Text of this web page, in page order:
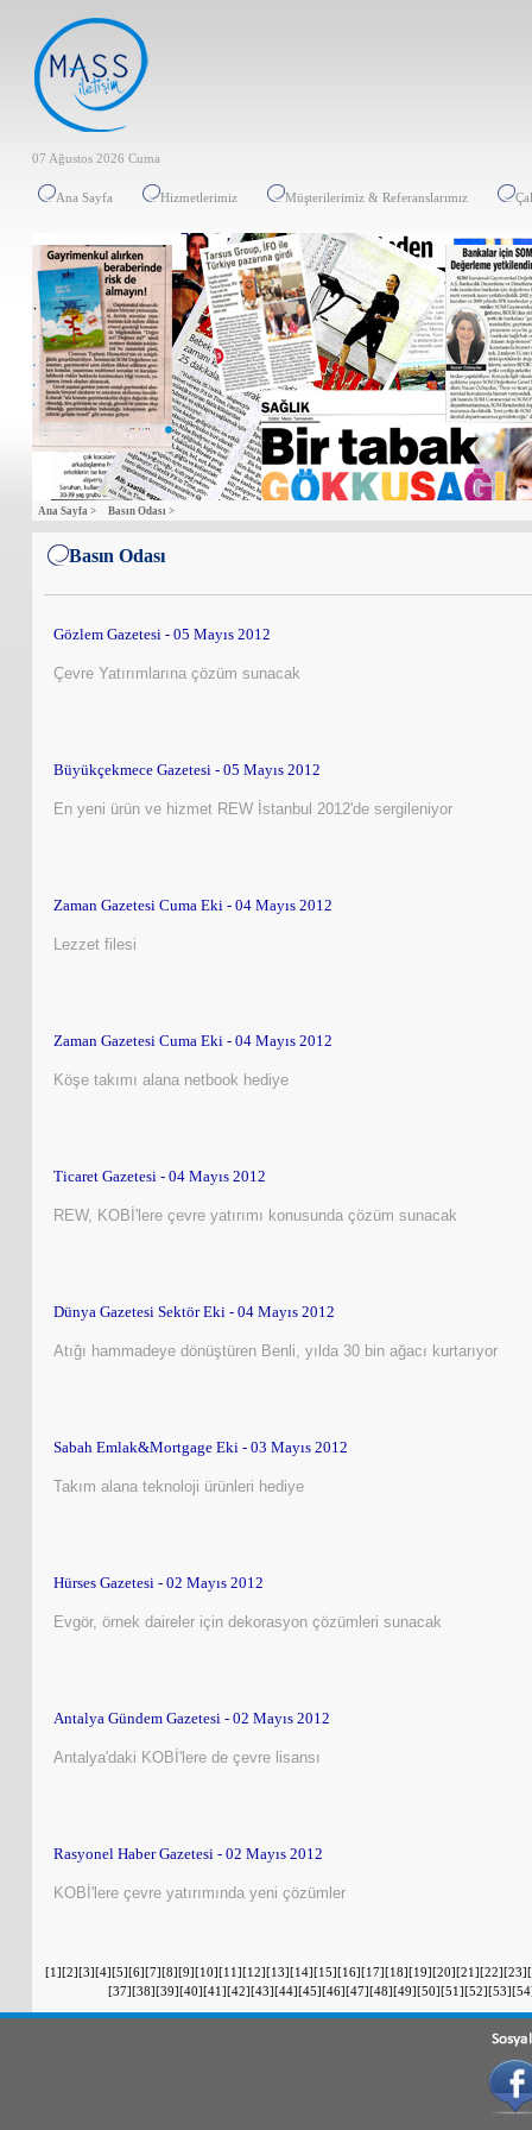
07 Ağustos 2026 Cuma
Ana Sayfa Hizmetlerimiz Müşterilerimiz & Referanslarımız
Ana Sayfa > Basın Odası >
Basın Odası
Gözlem Gazetesi - 05 Mayıs 2012
Çevre Yatırımlarına çözüm sunacak
Büyükçekmece Gazetesi - 05 Mayıs 2012
En yeni ürün ve hizmet REW İstanbul 2012'de sergileniyor
Zaman Gazetesi Cuma Eki - 04 Mayıs 2012
Lezzet filesi
Zaman Gazetesi Cuma Eki - 04 Mayıs 2012
Köşe takımı alana netbook hediye
Ticaret Gazetesi - 04 Mayıs 2012
REW, KOBİ'lere çevre yatırımı konusunda çözüm sunacak
Dünya Gazetesi Sektör Eki - 04 Mayıs 2012
Atığı hammadeye dönüştüren Benli, yılda 30 bin ağacı kurtarıyor
Sabah Emlak&Mortgage Eki - 03 Mayıs 2012
Takım alana teknoloji ürünleri hediye
Hürses Gazetesi - 02 Mayıs 2012
Evgör, örnek daireler için dekorasyon çözümleri sunacak
Antalya Gündem Gazetesi - 02 Mayıs 2012
Antalya'daki KOBİ'lere de çevre lisansı
Rasyonel Haber Gazetesi - 02 Mayıs 2012
KOBİ'lere çevre yatırımında yeni çözümler
[1][2][3][4][5][6][7][8][9][10][11][12][13][14][15][16][17][18][19][20][21][22][23][
[37][38][39][40][41][42][43][44][45][46][47][48][49][50][51][52][53][54